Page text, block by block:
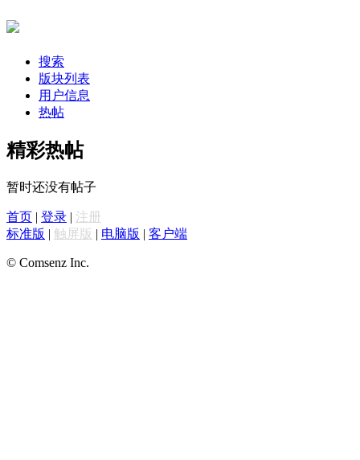
搜索
版块列表
用户信息
热帖
精彩热帖
暂时还没有帖子
首页 | 登录 | 注册
标准版 | 触屏版 | 电脑版 | 客户端
© Comsenz Inc.